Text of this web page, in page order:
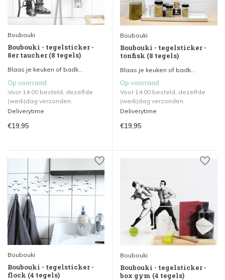
Boubouki
Boubouki - tegelsticker -
8er taucher (8 tegels)
Blaas je keuken of badk...
Op voorraad
Voor 14.00 besteld, dezelfde
(werk)dag verzonden.
Deliverytime
€19,95
Boubouki
Boubouki - tegelsticker -
tonfisk (8 tegels)
Blaas je keuken of badk...
Op voorraad
Voor 14.00 besteld, dezelfde
(werk)dag verzonden.
Deliverytime
€19,95
Boubouki
Boubouki - tegelsticker -
flock (4 tegels)
Boubouki
Boubouki - tegelsticker -
box gym (4 tegels)